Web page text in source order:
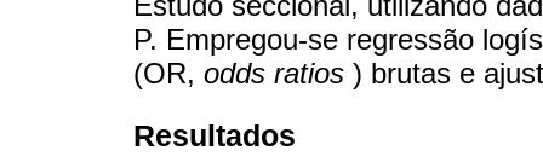
P. Empregou-se regressão
(OR, odds ratios ) brutas e
Resultados